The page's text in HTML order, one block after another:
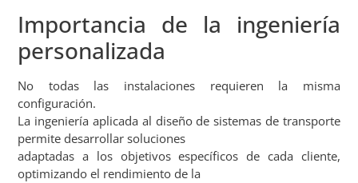
Importancia de la ingeniería
personalizada
No todas las instalaciones requieren la misma
configuración.
La ingeniería aplicada al diseño de sistemas de transporte
permite desarrollar soluciones
adaptadas a los objetivos específicos de cada cliente,
optimizando el rendimiento de la